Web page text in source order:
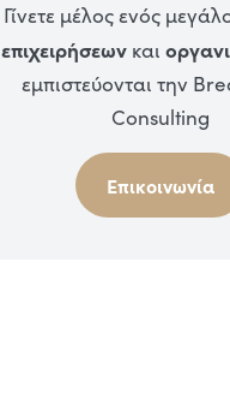
Γίνετε μέλος ενός
επιχειρήσεωνκαι
εμπιστεύονται την
Consulting
Επικοινωνία